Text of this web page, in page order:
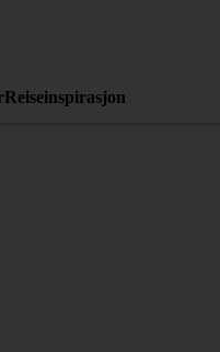
Reiseinspirasjon